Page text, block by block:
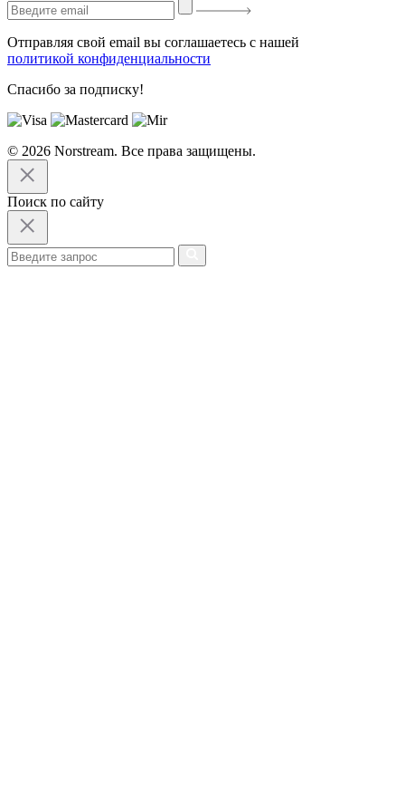
Отправляя свой email вы соглашаетесь с нашей
политикой конфиденциальности
Спасибо за подписку!
© 2026 Norstream. Все права защищены.
Поиск по сайту